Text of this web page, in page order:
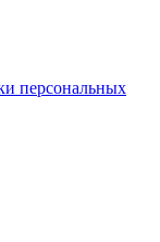
персональных